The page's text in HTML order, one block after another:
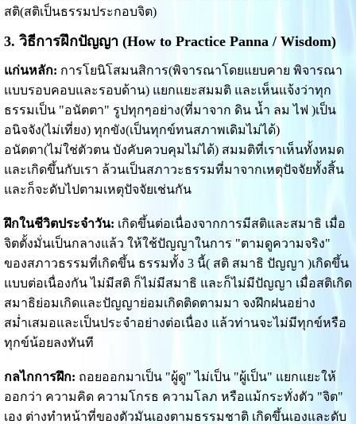
สติ(สติเป็นธรรมประกอบจิต)
3. วิธีการฝึกปัญญา (How to Practice Panna / Wisdom)
แก่นหลัก: การโยนิโสมนสิการ(พิจารณาโดยแยบคาย พิจารณา
แบบรอบคอบและรอบด้าน) แยกแยะสมมติ และเห็นแจ้งว่าทุก
ธรรมเป็น "อนัตตา" รูปทุกๆอย่าง(ที่มาจาก ดิน น้ำ ลม ไฟ )เป็น
อนิจจัง(ไม่เที่ยง) ทุกขัง(เป็นทุกข์ทนสภาพเดิมไม่ได้)
อนัตตา(ไม่ใช่ตัวตน บังคับควบคุมไม่ได้) สมมติที่เราเห็นทั้งหมด
และเกิดขึ้นกับเรา ล้วนเป็นสภาวะธรรมที่มาจากเหตุปัจจัยทั้งสิ้น
และก็จะดับไปตามเหตุปัจจัยเช่นกัน
ฝึกในชีวิตประจำวัน: เกิดขึ้นต่อเนื่องจากการมีสติและสมาธิ เมื่อ
จิตตั้งมั่นเป็นกลางแล้ว ให้ใช้ปัญญาในการ "ตามดูความจริง"
ของสภาวธรรมที่เกิดขึ้น ธรรมทั้ง 3 นี้( สติ สมาธิ ปัญญา )เกิดขึ้น
แบบต่อเนื่องกัน ไม่มีสติ ก็ไม่มีสมาธิ และก็ไม่มีปัญญา เมื่อสติเกิด
สมาธิย่อมเกิดและปัญญาย่อมเกิดติดตามมา จงฝึกฝนอย่าง
สม่ำเสมอและเป็นประจำอย่างต่อเนื่อง แล้วท่านจะไม่มีทุกข์หรือ
ทุกข์น้อยลงทันที
กลไกการฝึก: ถอยออกมาเป็น "ผู้ดู" ไม่เป็น "ผู้เป็น" แยกแยะให้
ออกว่า ความคิด ความโกรธ ความโลภ หรือแม้กระทั่งตัว "จิต"
เอง ต่างทำหน้าที่ของตัวมันเองตามธรรมชาติ เกิดขึ้นเองและดับ